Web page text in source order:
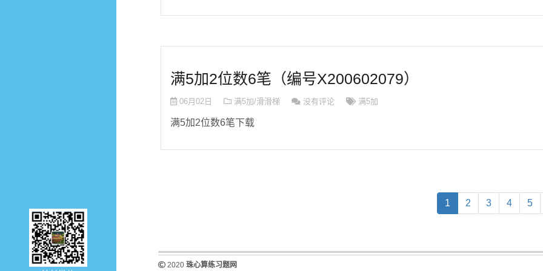
满5加2位数6笔（编号X200602079）
06月02日 满5加/滑滑梯 没有评论 满5加
满5加2位数6笔下载
1 (current)
2 3 4 5
2020珠心算练习题网